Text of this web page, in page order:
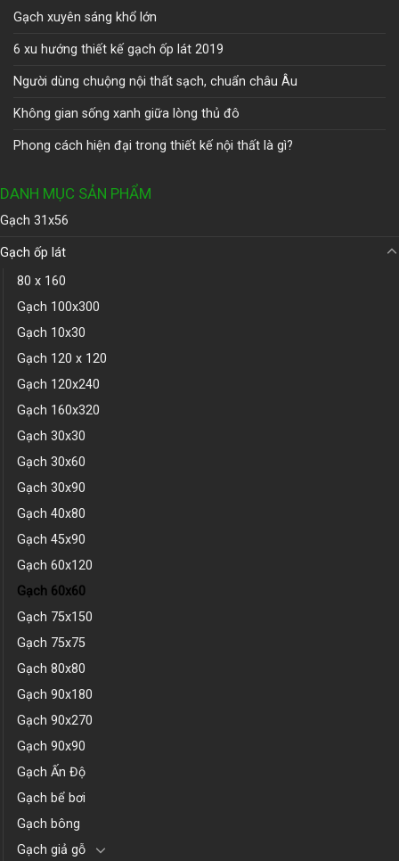
Gạch xuyên sáng khổ lớn
6 xu hướng thiết kế gạch ốp lát 2019
Người dùng chuộng nội thất sạch, chuẩn châu Âu
Không gian sống xanh giữa lòng thủ đô
Phong cách hiện đại trong thiết kế nội thất là gì?
DANH MỤC SẢN PHẨM
Gạch 31x56
Gạch ốp lát
80 x 160
Gạch 100x300
Gạch 10x30
Gạch 120 x 120
Gạch 120x240
Gạch 160x320
Gạch 30x30
Gạch 30x60
Gạch 30x90
Gạch 40x80
Gạch 45x90
Gạch 60x120
Gạch 60x60
Gạch 75x150
Gạch 75x75
Gạch 80x80
Gạch 90x180
Gạch 90x270
Gạch 90x90
Gạch Ấn Độ
Gạch bể bơi
Gạch bông
Gạch giả gỗ